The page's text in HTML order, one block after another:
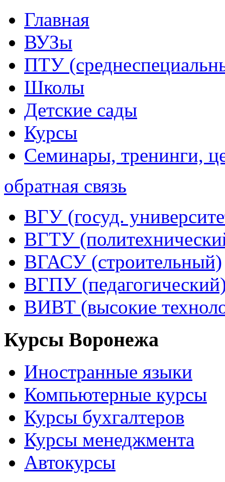
Главная
ВУЗы
ПТУ
Школы
Детские сады
Курсы
Семинары, тренинги,
обратная связь
ВГУ (госуд.
ВГТУ
ВГАСУ (строительный)
ВГПУ
ВИВТ (высокие
Курсы Воронежа
Иностранные языки
Компьютерные курсы
Курсы бухгалтеров
Курсы менеджмента
Автокурсы